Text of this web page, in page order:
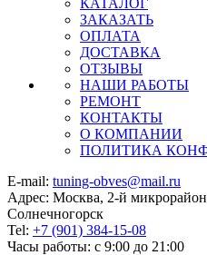
ЗАКАЗАТЬ
ОПЛАТА
ДОСТАВКА
ОТЗЫВЫ
НАШИ РАБОТЫ
РЕМОНТ
КОНТАКТЫ
О КОМПАНИИ
ПОЛИТИКА
E-mail: tuning-obves@mail.ru
Адрес: Москва, 2-й
Солнечногорск
Tel: +7 (901) 384-15-08
Часы работы: с 9:00 до 21:00